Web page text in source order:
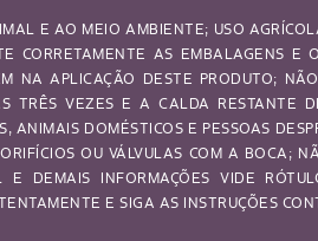
E AO MEIO AMBIENTE; USO
CORRETAMENTE AS EMBALAGENS E
NA APLICAÇÃO DESTE PRODUTO;
TRÊS VEZES E A CALDA RESTANTE
DOMÉSTICOS E PESSOAS
OU VÁLVULAS COM A BOCA;
E DEMAIS INFORMAÇÕES VIDE
E SIGA AS INSTRUÇÕES